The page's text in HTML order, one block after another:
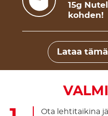
15g
kohden!
Lataa
Ota lehtitaikina